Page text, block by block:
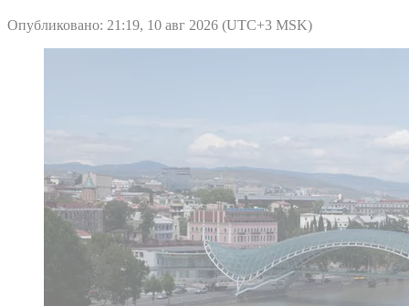
Опубликовано: 21:19, 10 авг 2026 (UTC+3 MSK)